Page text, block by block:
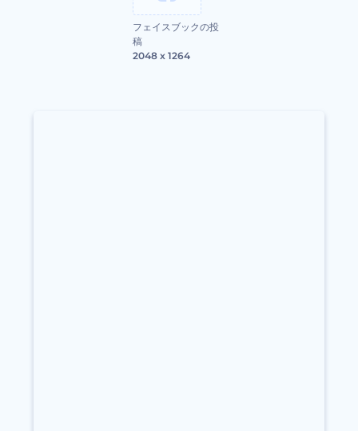
フェイスブックの投
稿
2048 x 1264